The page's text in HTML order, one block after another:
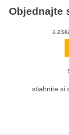
Objednajte
a
stiahnite si